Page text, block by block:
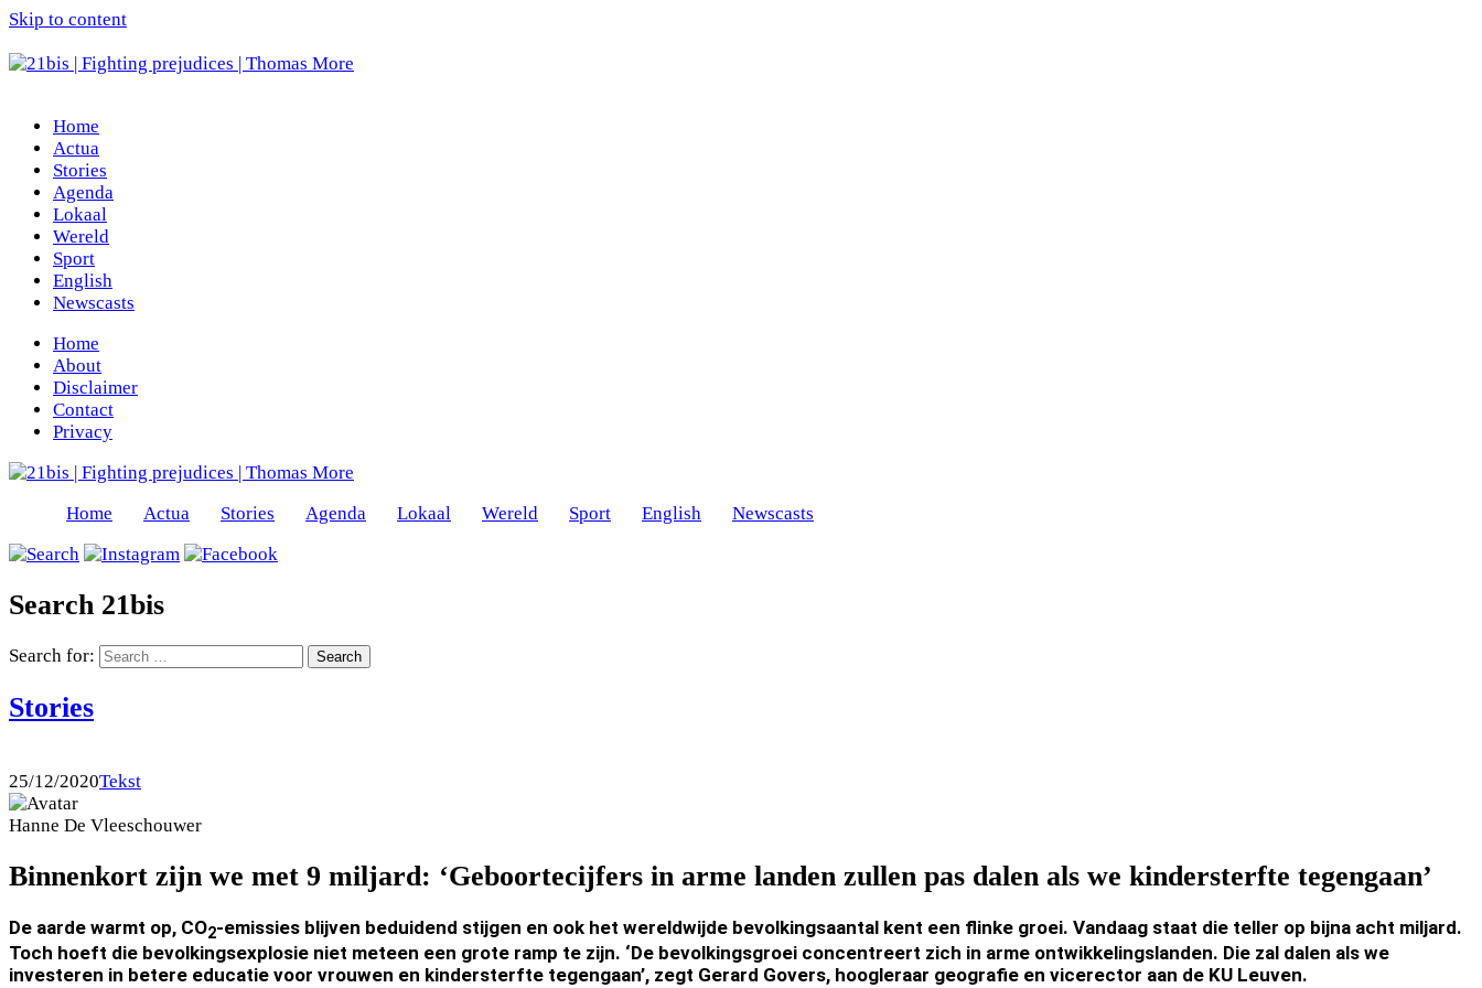
Skip to content
Home
Actua
Stories
Agenda
Lokaal
Wereld
Sport
English
Newscasts
Home
About
Disclaimer
Contact
Privacy
Home Actua Stories Agenda Lokaal Wereld Sport English Newscasts
Search 21bis
Search for:
Stories
25/12/2020Tekst
Hanne De Vleeschouwer
Binnenkort zijn we met 9 miljard: ‘Geboortecijfers in arme landen zullen pas dalen als we kindersterfte tegengaan’
De aarde warmt op, CO2-emissies blijven beduidend stijgen en ook het wereldwijde bevolkingsaantal kent een flinke groei. Vandaag staat die teller op bijna acht miljard.
Toch hoeft die bevolkingsexplosie niet meteen een grote ramp te zijn. ‘De bevolkingsgroei concentreert zich in arme ontwikkelingslanden. Die zal dalen als we
investeren in betere educatie voor vrouwen en kindersterfte tegengaan’, zegt Gerard Govers, hoogleraar geografie en vicerector aan de KU Leuven.